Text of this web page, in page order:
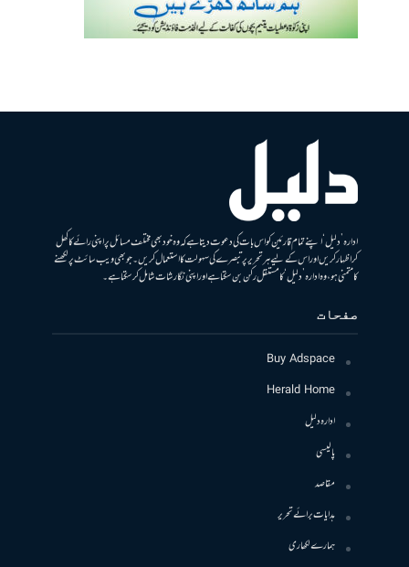
ادارہ ’دلیل‘ اپنے تمام قارئین کو اس بات کی دعوت دیتا ہے کہ وہ خود بھی مختلف مسائل پر اپنی رائے کا کھل
کر اظہار کریں اور اس کے لیے ہر تحریر پر تبصرے کی سہولت کا استعمال کریں۔ جو بھی ویب سائٹ پر لکھنے
کا متمنی ہو، وہ ادارہ ’دلیل‘ کا مستقل رکن بن سکتا ہے اور اپنی نگارشات شامل کرسکتا ہے۔
صفحات
Buy Adspace
Herald Home
ادارہ دلیل
پالیسی
مقاصد
ہدایات برائے تحریر
ہمارے لکھاری